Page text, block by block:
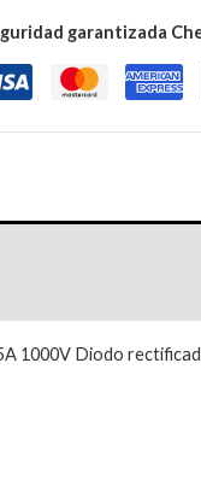
garantizada
1000V Diodo